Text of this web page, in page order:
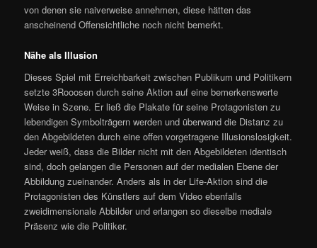
von denen sie naiverweise annehmen, diese hätten das
anscheinend Offensichtliche noch nicht bemerkt.
Nähe als Illusion
Dieses Spiel mit Erreichbarkeit zwischen Publikum und Politikern
setzte 3Rooosen durch seine Aktion auf eine bemerkenswerte
Weise in Szene. Er ließ die Plakate für seine Protagonisten zu
lebendigen Symbolträgern werden und überwand die Distanz zu
den Abgebildeten durch eine offen vorgetragene Illusionslosigkeit.
Jeder weiß, dass die Bilder nicht mit den Abgebildeten identisch
sind, doch gelangen die Personen auf der medialen Ebene der
Abbildung zueinander. Anders als in der Life-Aktion sind die
Protagonisten des Künstlers auf dem Video ebenfalls
zweidimensionale Abbilder und erlangen so dieselbe mediale
Präsenz wie die Politiker.